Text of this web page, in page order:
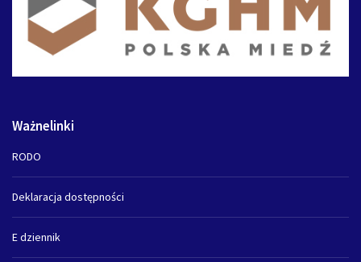
Ważnelinki
RODO
Deklaracja dostępności
E dziennik